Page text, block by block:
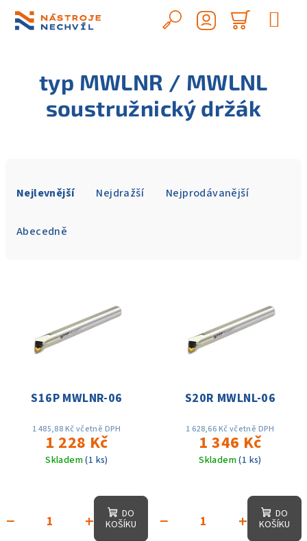
obsah
Hledat
košík
typ MWLNR / MWLNL
soustružnický držák
Nejlevnější Nejdražší Nejprodávanější
Abecedně
S16P MWLNR-06
1 485,88 Kč včetně DPH
1 228 Kč
Skladem(1 ks)
+
−
DO
KOŠÍKU
S20R MWLNL-06
1 628,66 Kč včetně DPH
1 346 Kč
Skladem(1 ks)
+
−
DO
KOŠÍKU